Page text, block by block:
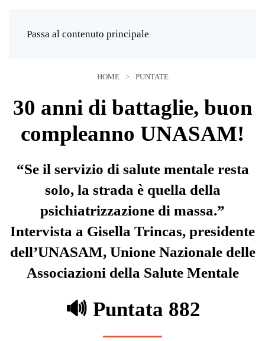
Passa al contenuto principale
HOME PUNTATE
30 anni di battaglie, buon
compleanno UNASAM!
“Se il servizio di salute mentale resta
solo, la strada è quella della
psichiatrizzazione di massa.”
Intervista a Gisella Trincas, presidente
dell’UNASAM, Unione Nazionale delle
Associazioni della Salute Mentale
🔊 Puntata 882